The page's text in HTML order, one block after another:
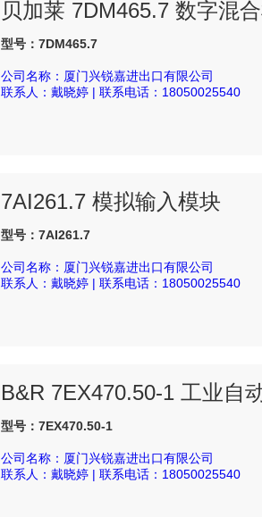
贝加莱 7DM465.7 数字混
型号：7DM465.7
公司名称：厦门兴锐嘉进出口有限公司
联系人：戴晓婷 | 联系电话：18050025540
7AI261.7 模拟输入模块
型号：7AI261.7
公司名称：厦门兴锐嘉进出口有限公司
联系人：戴晓婷 | 联系电话：18050025540
B&R 7EX470.50-1 工业自
型号：7EX470.50-1
公司名称：厦门兴锐嘉进出口有限公司
联系人：戴晓婷 | 联系电话：18050025540